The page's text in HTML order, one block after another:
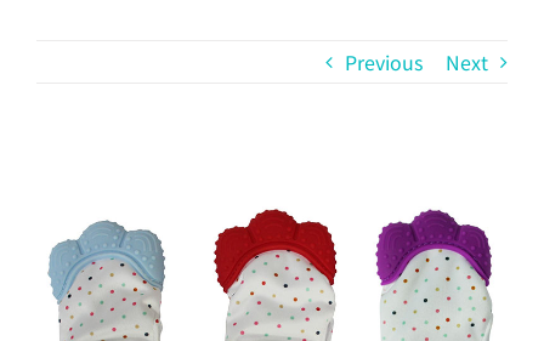
矽膠客製
生產製造
Previous Next
Image